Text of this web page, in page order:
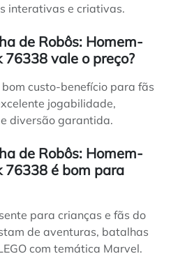
interativas e criativas.
de Robôs: Homem-
vale o preço?
custo-benefício para fãs
jogabilidade,
diversão garantida.
de Robôs: Homem-
76338 é bom para
para crianças e fãs do
de aventuras, batalhas
com temática Marvel.